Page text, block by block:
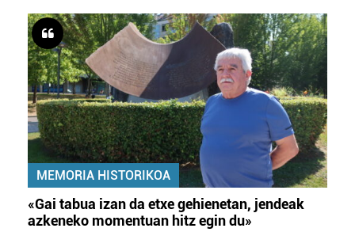
MEMORIA HISTORIKOA
«Gai tabua izan da etxe gehienetan, jendeak
azkeneko momentuan hitz egin du»